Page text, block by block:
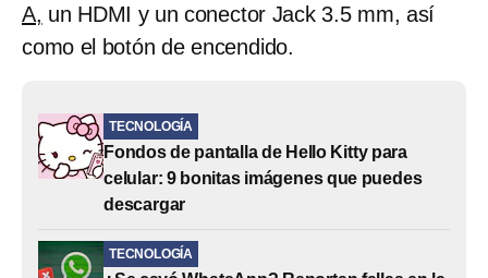
A, un HDMI y un conector Jack 3.5 mm, así
como el botón de encendido.
TECNOLOGÍA
Fondos de pantalla de Hello Kitty para
celular: 9 bonitas imágenes que puedes
descargar
TECNOLOGÍA